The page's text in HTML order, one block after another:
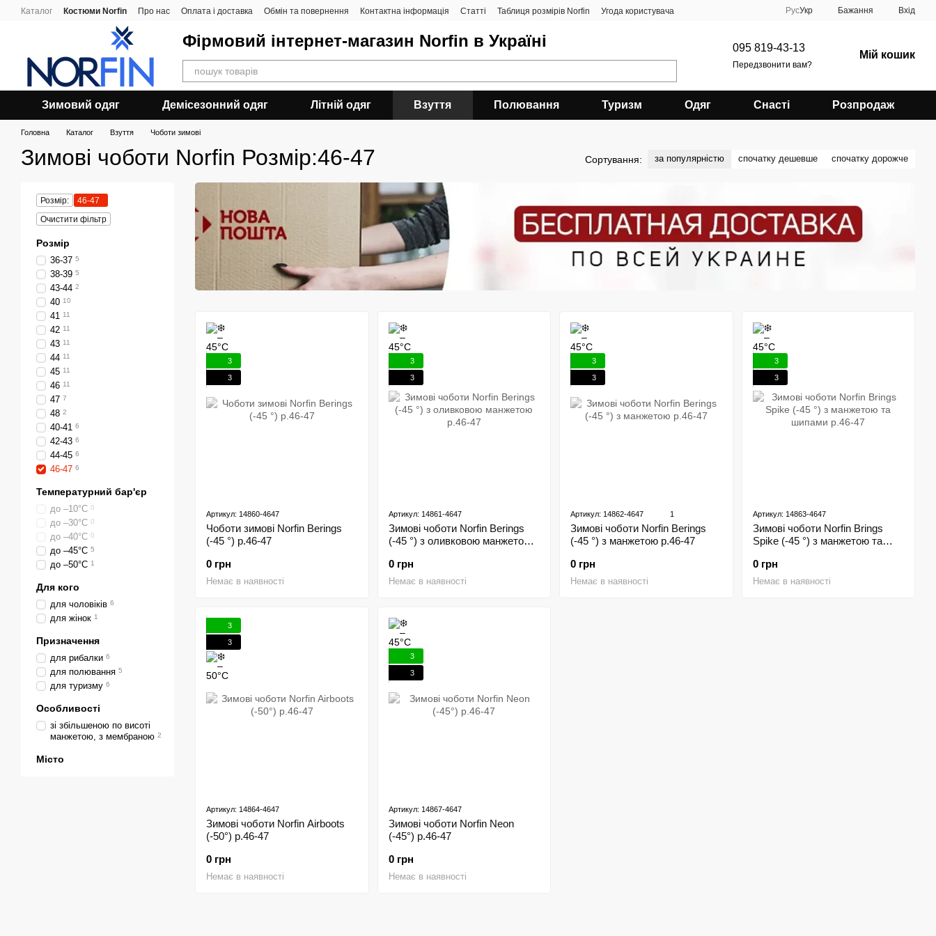
Перейти до основного контенту
Каталог Костюми Norfin Про нас Оплата і доставка Обмін та повернення Контактна інформація Статті Таблиця розмірів Norfin Угода користувача РусУкр Бажання Вхід
Фірмовий інтернет-магазин Norfin в Україні 095 819-43-13
Передзвонити вам?
Мій кошик
Зимовий одяг Демісезонний одяг Літній одяг Взуття Полювання Туризм Одяг Снасті Розпродаж
Головна Каталог Взуття Чоботи зимові
Зимові чоботи Norfin Розмір:46-47 Сортування: за популярністю спочатку дешевше спочатку дорожче
3
3
Артикул: 14860-4647
Чоботи зимові Norfin Berings
(-45 °) р.46-47
0 грн
Немає в наявності
3
3
Артикул: 14861-4647
Зимові чоботи Norfin Berings
(-45 °) з оливковою манжетою
0 грн
Немає в наявності
3
3
Артикул: 14862-4647 1
Зимові чоботи Norfin Berings
(-45 °) з манжетою р.46-47
0 грн
Немає в наявності
3
3
Артикул: 14863-4647
Зимові чоботи Norfin Brings
Spike (-45 °) з манжетою та
0 грн
Немає в наявності
3
3
Артикул: 14864-4647
Зимові чоботи Norfin Airboots
(-50°) р.46-47
0 грн
Немає в наявності
3
3
Артикул: 14867-4647
Зимові чоботи Norfin Neon
(-45°) р.46-47
0 грн
Немає в наявності
Розмір:
46-47
Очистити фільтр
Розмір
36-37 5
38-39 5
43-44 2
40 10
41 11
42 11
43 11
44 11
45 11
46 11
47 7
48 2
40-41 6
42-43 6
44-45 6
46-47 6
Температурний бар'єр
до –10°C 0
до –30°C 0
до –40°C 0
до –45°С 5
до –50°C 1
Для кого
для чоловіків 6
для жінок 1
Призначення
для рибалки 6
для полювання 5
для туризму 6
Особливості
зі збільшеною по висоті
манжетою, з мембраною 2
Місто